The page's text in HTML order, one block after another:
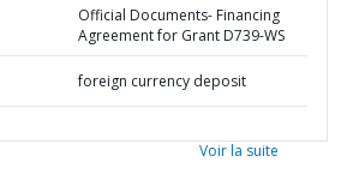
Official Documents- Financing
Agreement for Grant D739-WS
foreign currency deposit
Voir la suite